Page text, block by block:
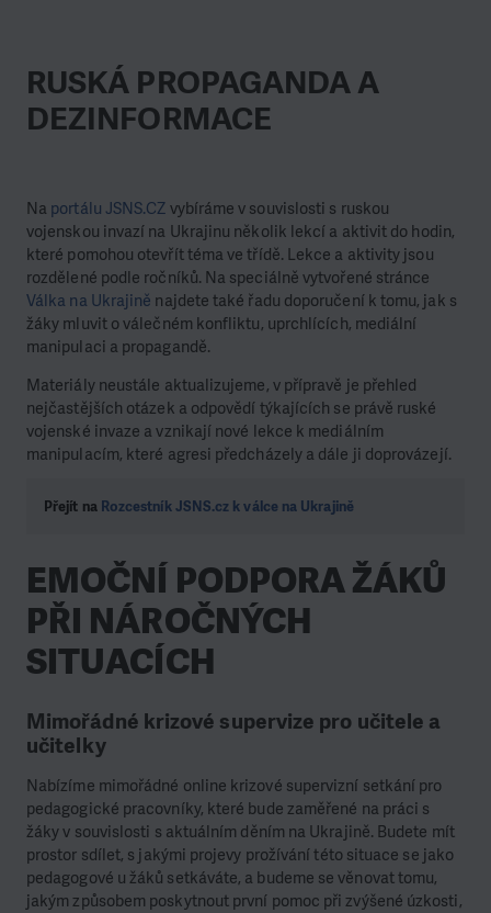
RUSKÁ PROPAGANDA A
DEZINFORMACE
Na portálu JSNS.CZ vybíráme v souvislosti s ruskou
vojenskou invazí na Ukrajinu několik lekcí a aktivit do hodin,
které pomohou otevřít téma ve třídě. Lekce a aktivity jsou
rozdělené podle ročníků. Na speciálně vytvořené stránce
Válka na Ukrajině najdete také řadu doporučení k tomu, jak s
žáky mluvit o válečném konfliktu, uprchlících, mediální
manipulaci a propagandě.
Materiály neustále aktualizujeme, v přípravě je přehled
nejčastějších otázek a odpovědí týkajících se právě ruské
vojenské invaze a vznikají nové lekce k mediálním
manipulacím, které agresi předcházely a dále ji doprovázejí.
Přejít na Rozcestník JSNS.cz k válce na Ukrajině
EMOČNÍ PODPORA ŽÁKŮ
PŘI NÁROČNÝCH
SITUACÍCH
Mimořádné krizové supervize pro učitele a
učitelky
Nabízíme mimořádné online krizové supervizní setkání pro
pedagogické pracovníky, které bude zaměřené na práci s
žáky v souvislosti s aktuálním děním na Ukrajině. Budete mít
prostor sdílet, s jakými projevy prožívání této situace se jako
pedagogové u žáků setkáváte, a budeme se věnovat tomu,
jakým způsobem poskytnout první pomoc při zvýšené úzkosti,